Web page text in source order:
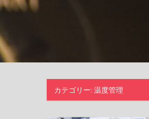
カテゴリー: 温度管理